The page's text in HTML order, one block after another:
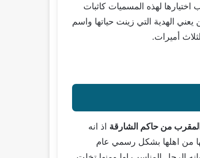
لهذه المسميات كاثبات
الهدية التي زينت حياتها واسم
أميرات.
من حاكم الشارقة اذ انه
من اهلها بشكل رسمي عام